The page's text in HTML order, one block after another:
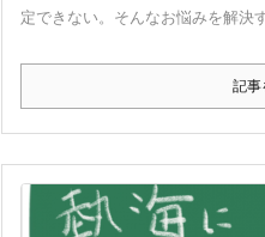
定できない。そんなお悩みを解決
記事